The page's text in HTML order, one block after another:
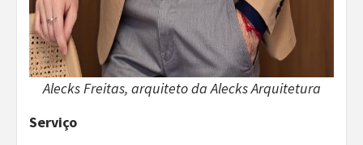
Alecks Freitas, arquiteto da Alecks Arquitetura
Serviço